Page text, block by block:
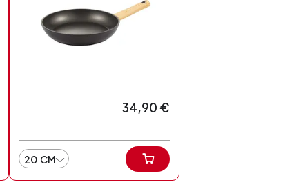
34,90 €
20 CM